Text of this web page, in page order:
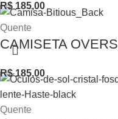
R$ 185,00
Quente
CAMISETA
R$185,00
Quente